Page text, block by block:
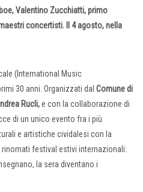
Valentino Zucchiatti, primo
concertisti. Il 4 agosto, nella
(International Music
30 anni. Organizzati dal Comune di
Rucli,e con la collaborazione di
di un unico evento fra i più
e artistiche cividalesi con la
festival estivi internazionali:
la sera diventano i